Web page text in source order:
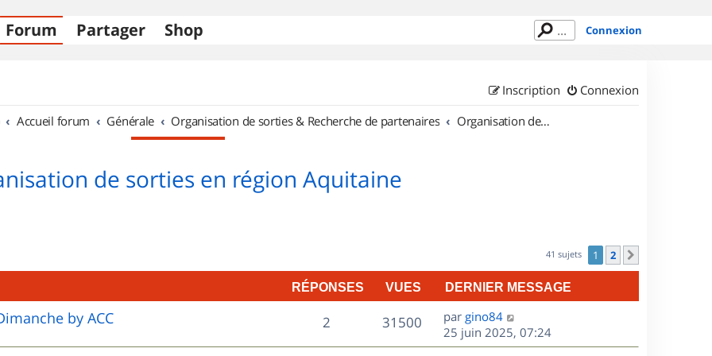
Forum Partager Shop Connexion
Connexion
Inscription
Accueil forum Générale Organisation de sorties & Recherche de partenaires Organisation de sorties en région Aquitaine
de sorties en région Aquitaine
41 sujets 1 2
RÉPONSES VUES DERNIER MESSAGE
by ACC 2R
é
31500V
u
D
e
r
par gino84
25 juin 2025, 07:24